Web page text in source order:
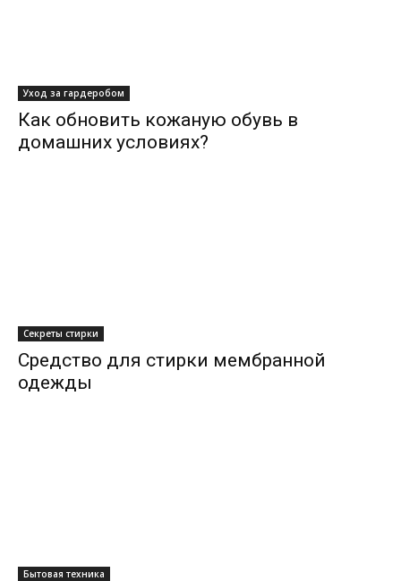
Уход за гардеробом
Как обновить кожаную обувь в
домашних условиях?
Секреты стирки
Средство для стирки мембранной
одежды
Бытовая техника